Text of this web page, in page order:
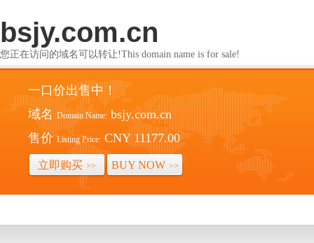
bsjy.com.cn
您正在访问的域名可以转让!This domain name is for sale!
一口价出售中！
域名 Domain Name: bsjy.com.cn
售价 Listing Price: CNY 11177.00
立即购买 >> BUY NOW >>